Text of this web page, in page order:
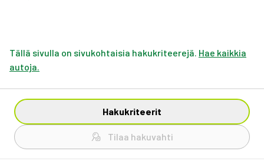
Tällä sivulla on sivukohtaisia hakukriteerejä. Hae kaikkia
autoja.
Hakukriteerit
Tilaa hakuvahti